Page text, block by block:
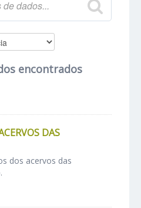
encontrados
DAS
dos acervos das